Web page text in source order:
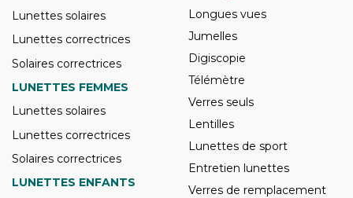
Lunettes solaires
Lunettes correctrices
Solaires correctrices
LUNETTES FEMMES
Lunettes solaires
Lunettes correctrices
Solaires correctrices
LUNETTES ENFANTS
Longues vues
Jumelles
Digiscopie
Télémètre
Verres seuls
Lentilles
Lunettes de sport
Entretien lunettes
Verres de remplacement